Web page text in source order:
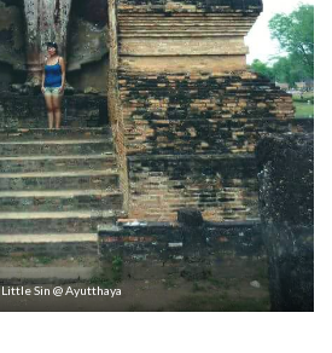
Little Sin @ Ayutthaya